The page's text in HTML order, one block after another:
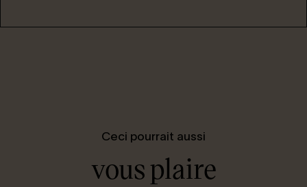
Ceci pourrait aussi
vous plaire